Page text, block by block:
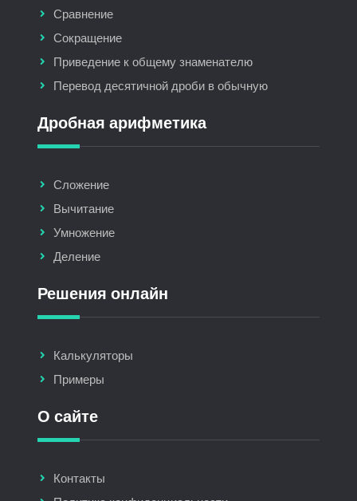
Сравнение
Сокращение
Приведение к общему знаменателю
Перевод десятичной дроби в обычную
Дробная арифметика
Сложение
Вычитание
Умножение
Деление
Решения онлайн
Калькуляторы
Примеры
О сайте
Контакты